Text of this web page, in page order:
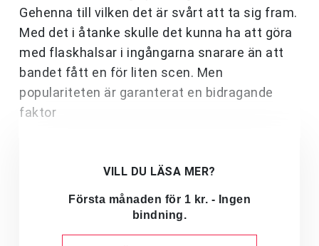
Gehenna till vilken det är svårt att ta sig fram.
Med det i åtanke skulle det kunna ha att göra
med flaskhalsar i ingångarna snarare än att
bandet fått en för liten scen. Men
populariteten är garanterat en bidragande
faktor
VILL DU LÄSA MER?
Första månaden för 1 kr. - Ingen
bindning.